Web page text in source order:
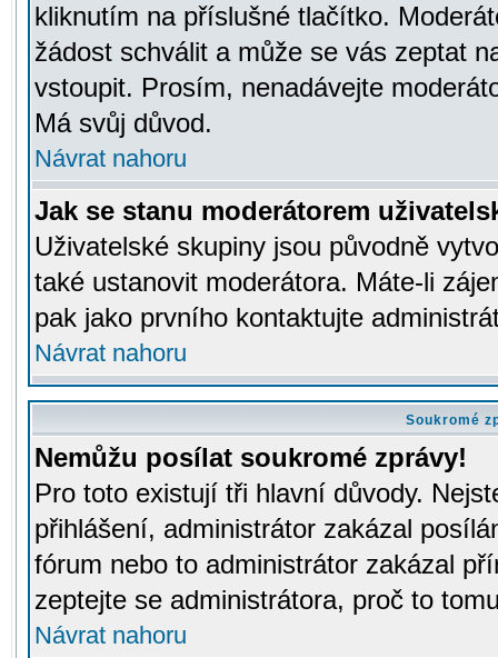
kliknutím na příslušné tlačítko.
žádost schválit a může se vás zeptat
vstoupit. Prosím, nenadávejte
Má svůj důvod.
Návrat nahoru
Jak se stanu moderátorem
Uživatelské skupiny jsou původně
také ustanovit moderátora. Máte-li
pak jako prvního kontaktujte
Návrat nahoru
Soukromé
Nemůžu posílat soukromé zprávy!
Pro toto existují tři hlavní důvody.
přihlášení, administrátor zakázal
fórum nebo to administrátor zakázal
zeptejte se administrátora, proč to
Návrat nahoru